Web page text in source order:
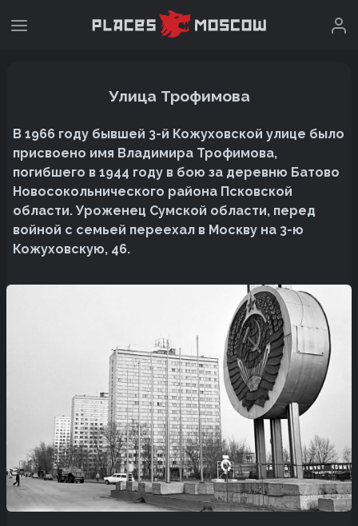
Улица Трофимова
В 1966 году бывшей 3-й Кожуховской улице было
присвоено имя Владимира Трофимова,
погибшего в 1944 году в бою за деревню Батово
Новосокольнического района Псковской
области. Уроженец Сумской области, перед
войной с семьей переехал в Москву на 3-ю
Кожуховскую, 46.